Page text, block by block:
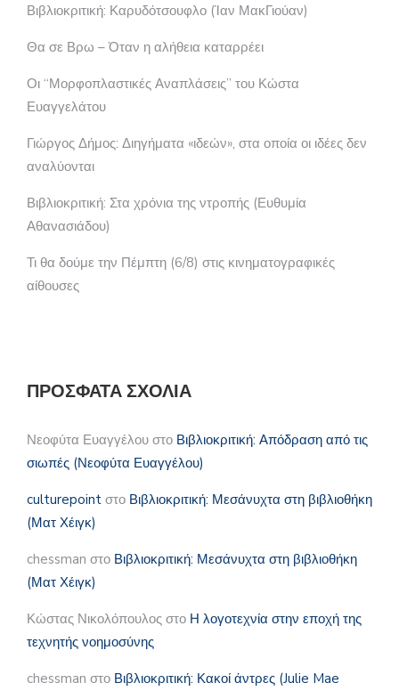
Βιβλιοκριτική: Καρυδότσουφλο (Ίαν ΜακΓιούαν)
Θα σε Βρω – Όταν η αλήθεια καταρρέει
Οι “Μορφοπλαστικές Αναπλάσεις” του Κώστα
Ευαγγελάτου
Γιώργος Δήμος: Διηγήματα «ιδεών», στα οποία οι ιδέες δεν
αναλύονται
Βιβλιοκριτική: Στα χρόνια της ντροπής (Ευθυμία
Αθανασιάδου)
Τι θα δούμε την Πέμπτη (6/8) στις κινηματογραφικές
αίθουσες
ΠΡΌΣΦΑΤΑ ΣΧΌΛΙΑ
Νεοφύτα Ευαγγέλου στο Βιβλιοκριτική: Απόδραση από τις
σιωπές (Νεοφύτα Ευαγγέλου)
culturepoint στο Βιβλιοκριτική: Μεσάνυχτα στη βιβλιοθήκη
(Ματ Χέιγκ)
chessman στο Βιβλιοκριτική: Μεσάνυχτα στη βιβλιοθήκη
(Ματ Χέιγκ)
Κώστας Νικολόπουλος στο Η λογοτεχνία στην εποχή της
τεχνητής νοημοσύνης
chessman στο Βιβλιοκριτική: Κακοί άντρες (Julie Mae